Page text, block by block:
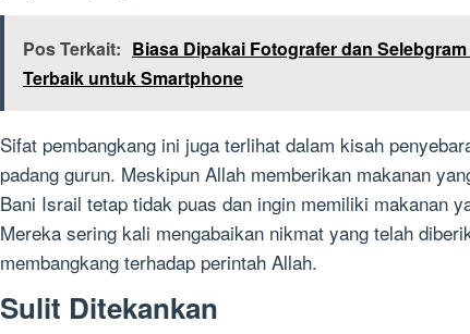
Pos Terkait: Biasa Dipakai Fotografer dan
Terbaik untuk Smartphone
Sifat pembangkang ini juga terlihat dalam kisah
padang gurun. Meskipun Allah memberikan makanan
Bani Israil tetap tidak puas dan ingin memiliki makanan
Mereka sering kali mengabaikan nikmat yang telah
membangkang terhadap perintah Allah.
Sulit Ditekankan